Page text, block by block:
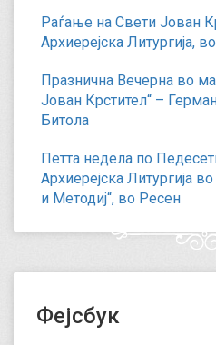
Раѓање на Свети Јован
Архиерејска Литургија,
Празнична Вечерна во
Јован Крстител“ –
Битола
Петта недела по
Архиерејска Литургија
и Методиј“, во Ресен
Фејсбук